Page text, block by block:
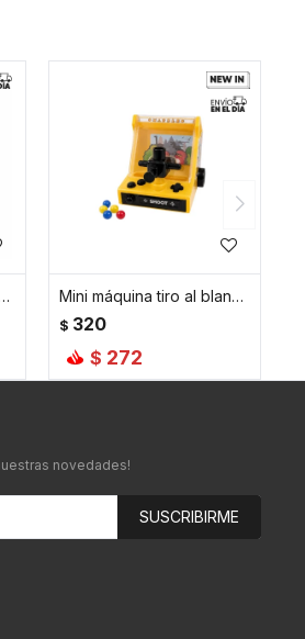
Set de arena mágica con accesorios - Amarillo Mini máquina tiro al blanco - Amarillo
$ 320
$ 272
novedades!
SUSCRIBIRME